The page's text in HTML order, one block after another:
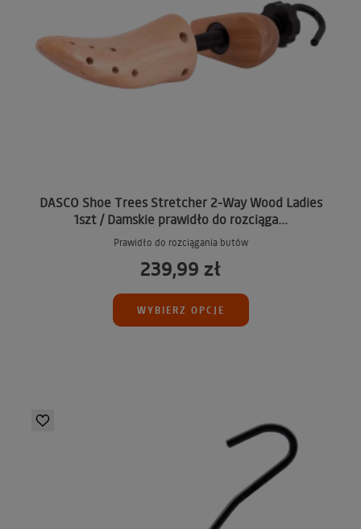
DASCO Shoe Trees Stretcher 2-Way Wood Ladies
1szt / Damskie prawidło do rozciąga...
Prawidło do rozciągania butów
239,99 zł
WYBIERZ OPCJE